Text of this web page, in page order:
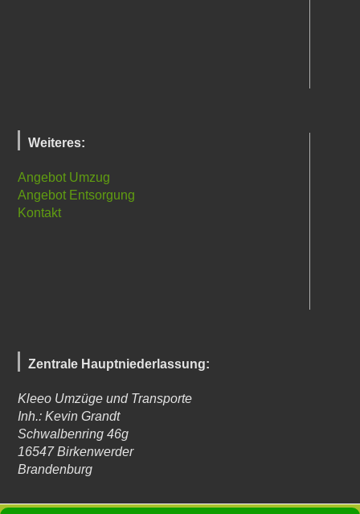
Weiteres:
Angebot Umzug
Angebot Entsorgung
Kontakt
Zentrale Hauptniederlassung:
Kleeo Umzüge und Transporte
Inh.: Kevin Grandt
Schwalbenring 46g
16547 Birkenwerder
Brandenburg